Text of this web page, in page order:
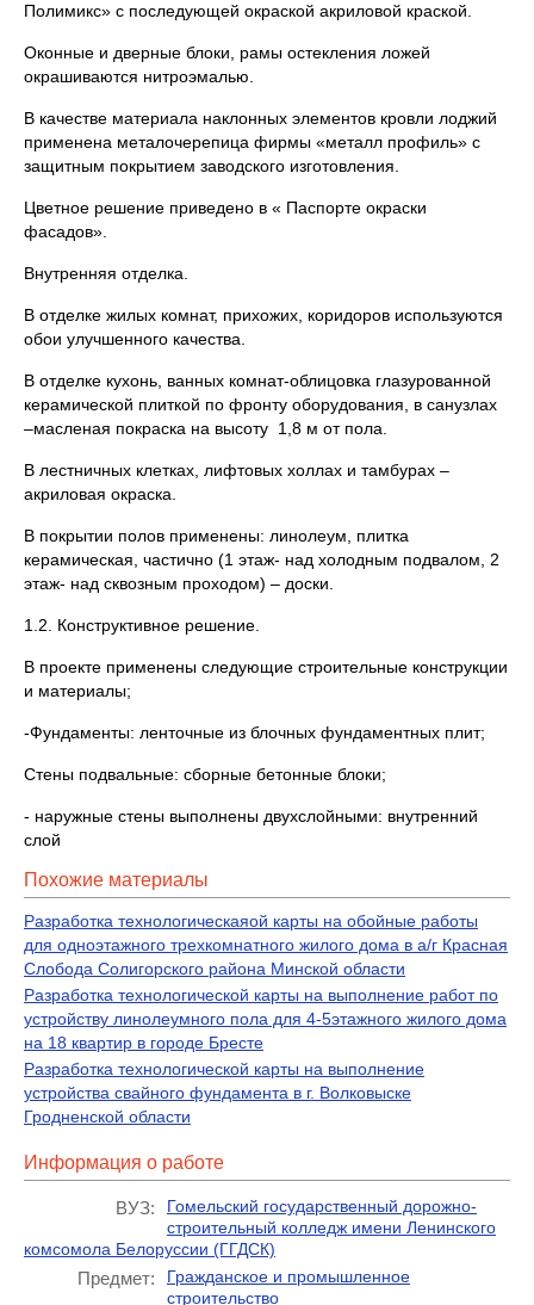
Полимикс» с последующей окраской акриловой краской.
Оконные и дверные блоки, рамы остекления ложей
окрашиваются нитроэмалью.
В качестве материала наклонных элементов кровли лоджий
применена металочерепица фирмы «металл профиль» с
защитным покрытием заводского изготовления.
Цветное решение приведено в « Паспорте окраски
фасадов».
Внутренняя отделка.
В отделке жилых комнат, прихожих, коридоров используются
обои улучшенного качества.
В отделке кухонь, ванных комнат-облицовка глазурованной
керамической плиткой по фронту оборудования, в санузлах
–масленая покраска на высоту 1,8 м от пола.
В лестничных клетках, лифтовых холлах и тамбурах –
акриловая окраска.
В покрытии полов применены: линолеум, плитка
керамическая, частично (1 этаж- над холодным подвалом, 2
этаж- над сквозным проходом) – доски.
1.2. Конструктивное решение.
В проекте применены следующие строительные конструкции
и материалы;
-Фундаменты: ленточные из блочных фундаментных плит;
Стены подвальные: сборные бетонные блоки;
- наружные стены выполнены двухслойными: внутренний
слой
Похожие материалы
Разработка технологическаяой карты на обойные работы
для одноэтажного трехкомнатного жилого дома в а/г Красная
Слобода Солигорского района Минской области
Разработка технологической карты на выполнение работ по
устройству линолеумного пола для 4-5этажного жилого дома
на 18 квартир в городе Бресте
Разработка технологической карты на выполнение
устройства свайного фундамента в г. Волковыске
Гродненской области
Информация о работе
ВУЗ:
Гомельский государственный дорожно-
строительный колледж имени Ленинского
комсомола Белоруссии (ГГДСК)
Предмет:
Гражданское и промышленное
строительство